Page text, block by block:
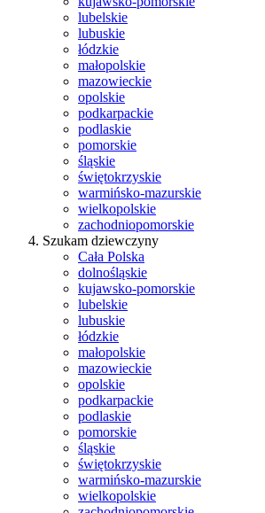
lubelskie
lubuskie
łódzkie
małopolskie
mazowieckie
opolskie
podkarpackie
podlaskie
pomorskie
śląskie
świętokrzyskie
warmińsko-mazurskie
wielkopolskie
zachodniopomorskie
Szukam dziewczyny
Cała Polska
dolnośląskie
kujawsko-pomorskie
lubelskie
lubuskie
łódzkie
małopolskie
mazowieckie
opolskie
podkarpackie
podlaskie
pomorskie
śląskie
świętokrzyskie
warmińsko-mazurskie
wielkopolskie